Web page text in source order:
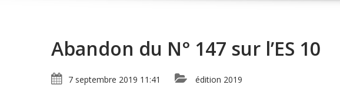
Abandon du N° 147 sur l’ES 10
7 septembre 2019 11:41 édition 2019